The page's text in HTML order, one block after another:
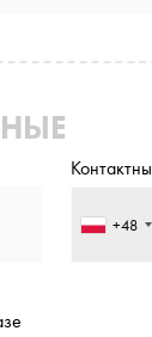
+48